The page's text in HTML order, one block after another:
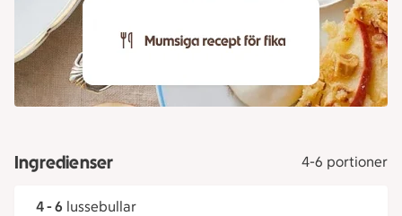
Ingredienser 4-6 portioner
4 - 6 lussebullar